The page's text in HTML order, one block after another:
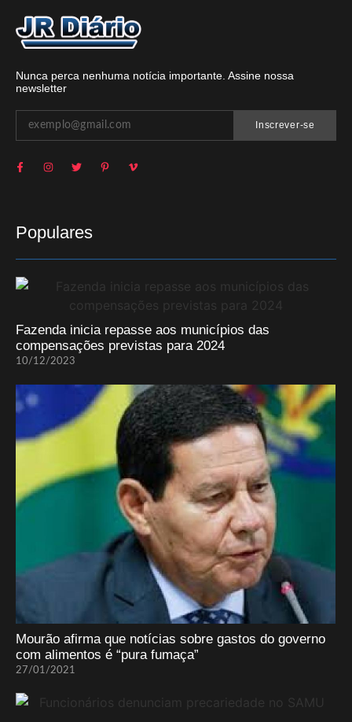
Nunca perca nenhuma notícia importante. Assine nossa
newsletter
Inscrever-se
Populares
Fazenda inicia repasse aos municípios das
compensações previstas para 2024
10/12/2023
Mourão afirma que notícias sobre gastos do governo
com alimentos é “pura fumaça”
27/01/2021